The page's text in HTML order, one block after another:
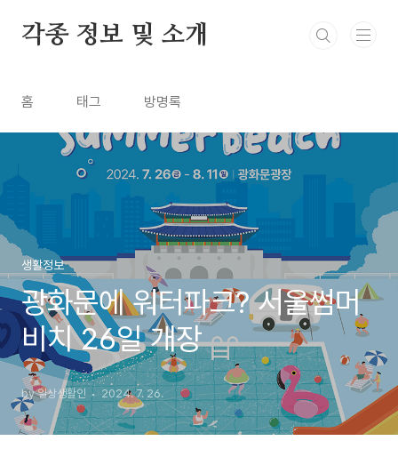
각종 정보 및 소개
홈 태그 방명록
생활정보
광화문에 워터파크? 서울썸머
비치 26일 개장
by 일상생활인 2024. 7. 26.